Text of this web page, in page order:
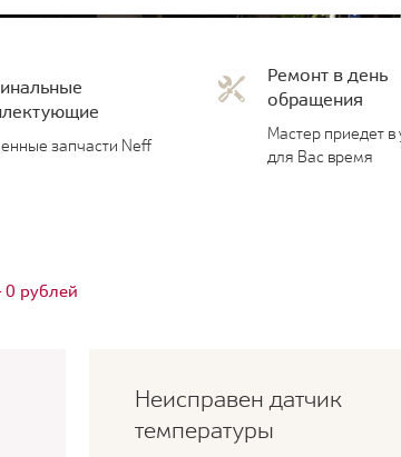
запчасти Neff
Ремонт в день
обращения
Мастер приедет в
для Вас время
0 рублей
Неисправен датчик
температуры